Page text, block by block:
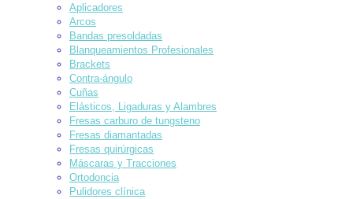
Aplicadores
Arcos
Bandas presoldadas
Blanqueamientos Profesionales
Brackets
Contra-ángulo
Cuñas
Elásticos, Ligaduras y Alambres
Fresas carburo de tungsteno
Fresas diamantadas
Fresas quirúrgicas
Máscaras y Tracciones
Ortodoncia
Pulidores clínica